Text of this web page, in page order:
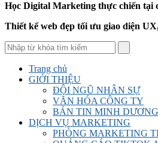
Học Digital Marketing thực chiến tại
Thiết kế web đẹp tối ưu giao diện
Trang chủ
GIỚI THIỆU
ĐỘI NGŨ NHÂN SỰ
VĂN HÓA CÔNG TY
BẢN TIN MINH DƯƠNG
DỊCH VỤ MARKETING
PHÒNG MARKETING